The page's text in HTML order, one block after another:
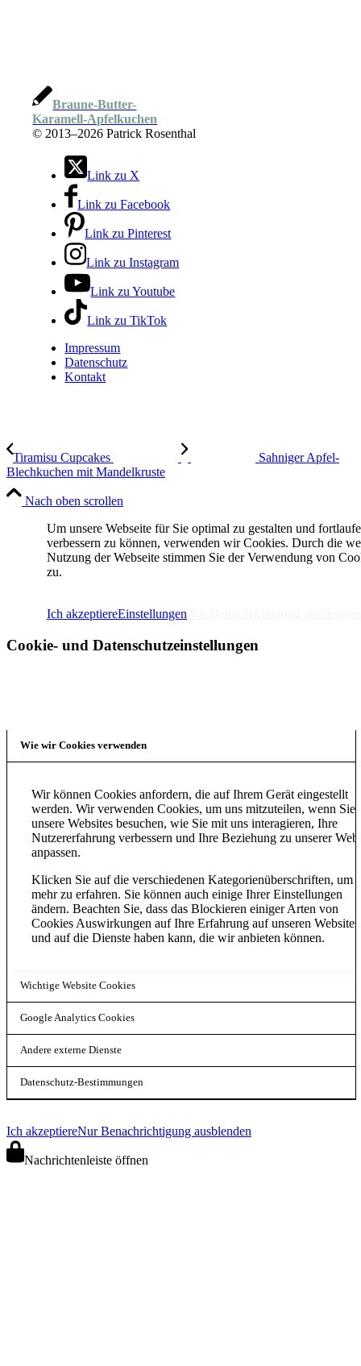
Braune-Butter-
Karamell-Apfelkuchen
© 2013–2026 Patrick Rosenthal
Link zu X
Link zu Facebook
Link zu Pinterest
Link zu Instagram
Link zu Youtube
Link zu TikTok
Impressum
Datenschutz
Kontakt
Tiramisu Cupcakes
Sahniger Apfel-
Blechkuchen mit Mandelkruste
Nach oben scrollen
Um unsere Webseite für Sie optimal zu gestalten und
verbessern zu können, verwenden wir Cookies. Durch die
Nutzung der Webseite stimmen Sie der Verwendung von
zu.
Ich akzeptiereEinstellungen
Cookie- und Datenschutzeinstellungen
Wie wir Cookies verwenden
Wir können Cookies anfordern, die auf Ihrem Gerät eingestellt
werden. Wir verwenden Cookies, um uns mitzuteilen, wenn Sie
unsere Websites besuchen, wie Sie mit uns interagieren, Ihre
Nutzererfahrung verbessern und Ihre Beziehung zu unserer
anpassen.
Klicken Sie auf die verschiedenen Kategorienüberschriften, um
mehr zu erfahren. Sie können auch einige Ihrer Einstellungen
ändern. Beachten Sie, dass das Blockieren einiger Arten von
Cookies Auswirkungen auf Ihre Erfahrung auf unseren Websites
und auf die Dienste haben kann, die wir anbieten können.
Wichtige Website Cookies
Google Analytics Cookies
Andere externe Dienste
Datenschutz-Bestimmungen
Ich akzeptiereNur Benachrichtigung ausblenden
Nachrichtenleiste öffnen